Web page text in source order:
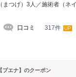
まつげ）3人／施術者（ネ
口コミ 317件 UP
エナ】のクーポン